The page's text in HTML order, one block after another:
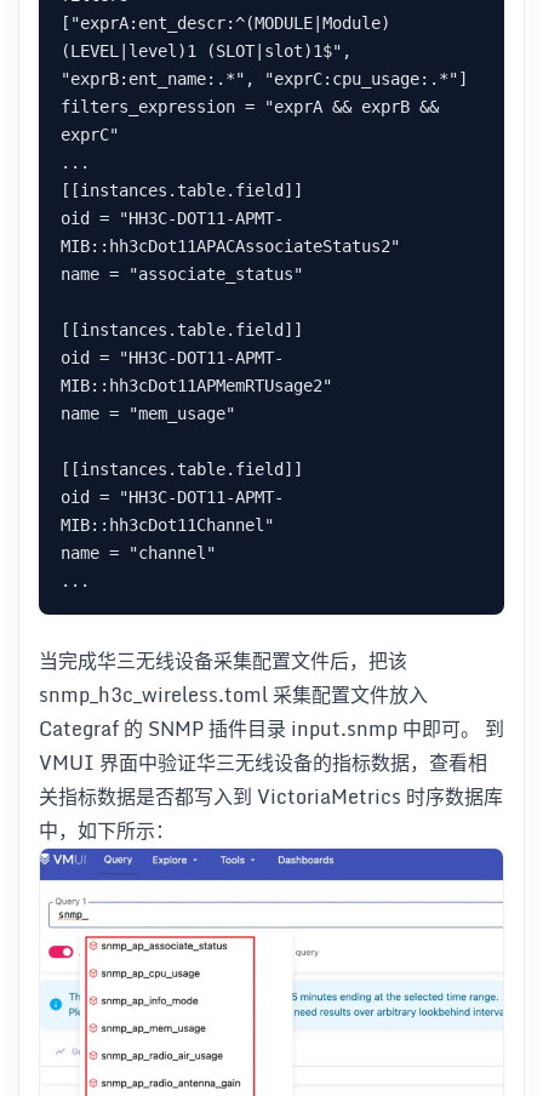
["exprA:ent_descr:^(MODULE|Module)
(LEVEL|level)1 (SLOT|slot)1$",
"exprB:ent_name:.*", "exprC:cpu_usage:.*"]
filters_expression = "exprA && exprB &&
exprC"
...
[[instances.table.field]]
oid = "HH3C-DOT11-APMT-
MIB::hh3cDot11APACAssociateStatus2"
name = "associate_status"
[[instances.table.field]]
oid = "HH3C-DOT11-APMT-
MIB::hh3cDot11APMemRTUsage2"
name = "mem_usage"
[[instances.table.field]]
oid = "HH3C-DOT11-APMT-
MIB::hh3cDot11Channel"
name = "channel"
当完成华三无线设备采集配置文件后，把该
snmp_h3c_wireless.toml 采集配置文件放入
Categraf 的 SNMP 插件目录 input.snmp 中即可。 到
VMUI 界面中验证华三无线设备的指标数据，查看相
关指标数据是否都写入到 VictoriaMetrics 时序数据库
中，如下所示：